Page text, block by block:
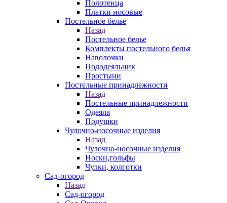
Полотенца
Платки носовые
Постельное белье
Назад
Постельное белье
Комплекты постельного белья
Наволочки
Пододеяльник
Простыни
Постельные принадлежности
Назад
Постельные принадлежности
Одеяла
Подушки
Чулочно-носочные изделия
Назад
Чулочно-носочные изделия
Носки,гольфы
Чулки, колготки
Сад-огород
Назад
Сад-огород